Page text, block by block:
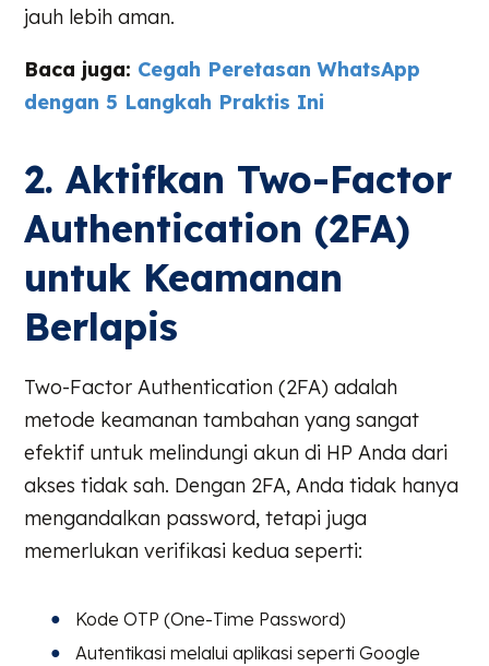
jauh lebih aman.
Baca juga: Cegah Peretasan WhatsApp
dengan 5 Langkah Praktis Ini
2. Aktifkan Two-Factor
Authentication (2FA)
untuk Keamanan
Berlapis
Two-Factor Authentication (2FA) adalah
metode keamanan tambahan yang sangat
efektif untuk melindungi akun di HP Anda dari
akses tidak sah. Dengan 2FA, Anda tidak hanya
mengandalkan password, tetapi juga
memerlukan verifikasi kedua seperti:
Kode OTP (One-Time Password)
Autentikasi melalui aplikasi seperti Google